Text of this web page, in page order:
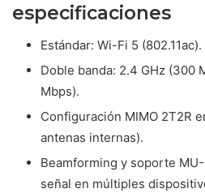
especificaciones
Estándar: Wi-Fi 5 (802.11ac).
Doble banda: 2.4 GHz (300
Mbps).
Configuración MIMO 2T2R
antenas internas).
Beamforming y soporte
señal en múltiples